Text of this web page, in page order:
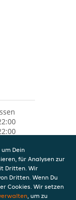
Dein
für Analysen zur
Dritten. Wir
Dritten. Wenn Du
Cookies. Wir setzen
, um zu